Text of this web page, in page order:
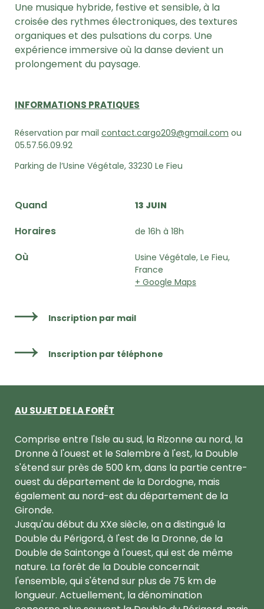
Une musique hybride, festive et sensible,à la
croisée des rythmes électroniques, des textures
organiques et des pulsations du corps. Une
expérience immersive où la danse devient un
prolongement du paysage.
INFORMATIONS PRATIQUES
Réservation par mail contact.cargo209@gmail.com ou
05.57.56.09.92
Parking de l’Usine Végétale, 33230 Le Fieu
Quand 13 JUIN
Horaires de 16h à 18h
Où
Usine Végétale, Le Fieu,
France
+ Google Maps
Inscription par mail
Inscription par téléphone
AU SUJET DE LA FORÊT
Comprise entre l'Isle au sud, la Rizonne au nord, la
Dronne à l'ouest et le Salembre à l'est, la Double
s'étend sur près de 500 km, dans la partie centre-
ouest du département de la Dordogne, mais
également au nord-est du département de la
Gironde.
Jusqu'au début du XXe siècle, on a distingué la
Double du Périgord, à l'est de la Dronne, de la
Double de Saintonge à l'ouest, qui est de même
nature. La forêt de la Double concernait
l'ensemble, qui s'étend sur plus de 75 km de
longueur. Actuellement, la dénomination